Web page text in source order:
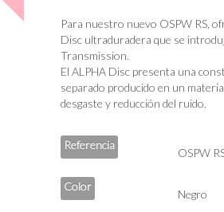
579.00€.
Para nuestro nuevo OSPW RS,
Disc ultraduradera que se
Transmission.
El ALPHA Disc presenta una
separado producido en un
desgaste y reducción del ruido.
Referencia
Color